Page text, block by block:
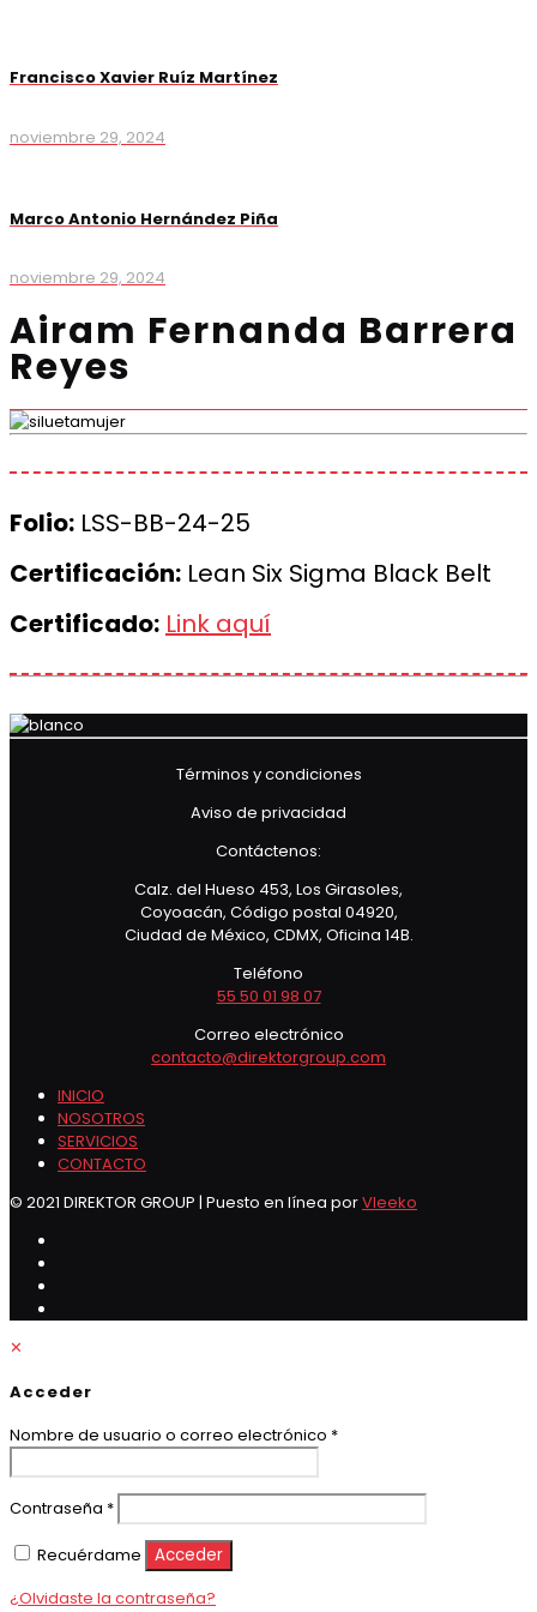
Francisco Xavier Ruíz Martínez
noviembre 29, 2024
Marco Antonio Hernández Piña
noviembre 29, 2024
Airam Fernanda Barrera
Reyes
Folio: LSS-BB-24-25
Certificación: Lean Six Sigma Black Belt
Certificado: Link aquí
Términos y condiciones
Aviso de privacidad
Contáctenos:
Calz. del Hueso 453, Los Girasoles,
Coyoacán, Código postal 04920,
Ciudad de México, CDMX, Oficina 14B.
Teléfono
55 50 01 98 07
Correo electrónico
contacto@direktorgroup.com
INICIO
NOSOTROS
SERVICIOS
CONTACTO
© 2021 DIREKTOR GROUP | Puesto en línea porVleeko
✕
Acceder
Nombre de usuario o correo electrónico *Obligatorio
Contraseña *Obligatorio
Recuérdame
Acceder
¿Olvidaste la contraseña?